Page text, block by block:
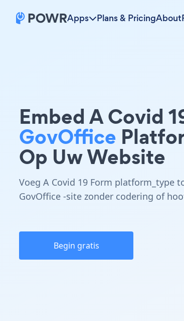
Apps Plans & PricingAbout
Embed A Covid
GovOffice
Op Uw Website
Voeg A Covid 19 Form platform_type
GovOffice -site zonder codering of
Begin gratis